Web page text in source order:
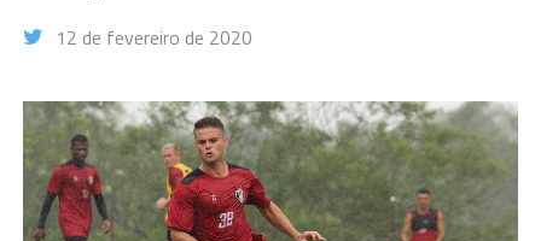
12 de fevereiro de 2020